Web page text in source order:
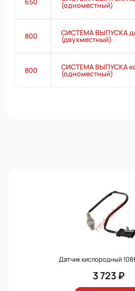
(одноместный)
800 СИСТЕМА ВЫПУСКА
(двухместный)
800 СИСТЕМА ВЫПУСКА
(одноместный)
Датчик кислородный
3 723 ₽